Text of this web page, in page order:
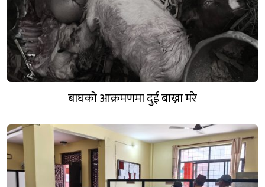
बाघको आक्रमणमा दुई बाख्रा मरे